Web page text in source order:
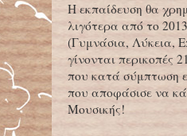
Η εκπαίδευση θα
λιγότερα από το
(Γυμνάσια, Λύκεια,
γίνονται περικοπές
που κατά σύμπτωση
που αποφάσισε να
Μουσικής!